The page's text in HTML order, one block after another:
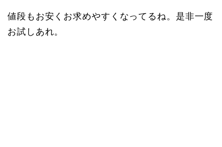
値段もお安くお求めやすくなってるね。是非一度
お試しあれ。